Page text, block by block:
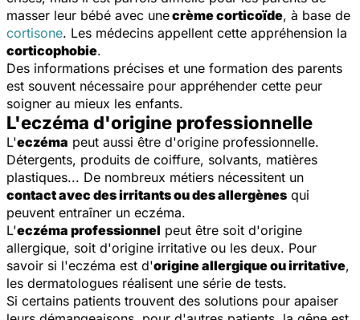
masser leur bébé avec unecrème corticoïde, à base de
cortisone. Les médecins appellent cette appréhension la
corticophobie.
Des informations précises et une formation des parents
est souvent nécessaire pour appréhender cette peur
soigner au mieux les enfants.
L'eczéma d'origine professionnelle
L'eczéma peut aussi être d'origine professionnelle.
Détergents, produits de coiffure, solvants, matières
plastiques... De nombreux métiers nécessitent un
contact avec des irritants ou des allergènes qui
peuvent entraîner un eczéma.
L'eczéma professionnel peut être soit d'origine
allergique, soit d'origine irritative ou les deux. Pour
savoir si l'eczéma est d'origine allergique ou irritative,
les dermatologues réalisent une série de tests.
Si certains patients trouvent des solutions pour apaiser